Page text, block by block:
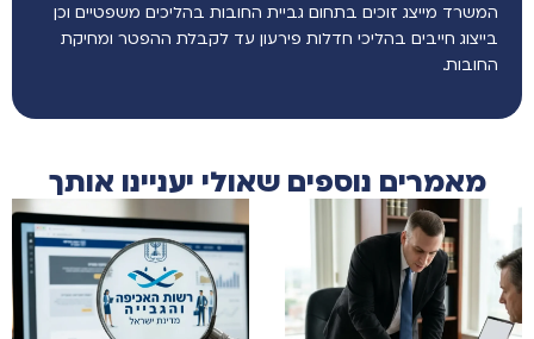
המשרד מייצג זוכים בתחום גביית החובות בהליכים משפטיים וכן
בייצוג חייבים בהליכי חדלות פירעון עד לקבלת ההפטר ומחיקת
החובות.
מאמרים נוספים שאולי יעניינו אותך